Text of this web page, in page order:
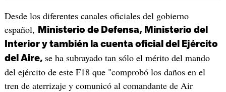
Desde los diferentes canales oficiales del gobierno
español,
Ministerio de Defensa, Ministerio del
Interior y también la cuenta oficial del Ejército
del Aire, se ha subrayado tan sólo el mérito del mando
del ejército de este F18 que "comprobó los daños en el
tren de aterrizaje y comunicó al comandante de Air